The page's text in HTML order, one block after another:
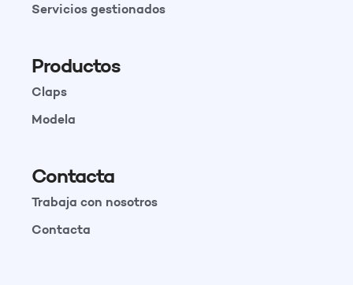
Servicios gestionados
Productos
Claps
Modela
Contacta
Trabaja con nosotros
Contacta